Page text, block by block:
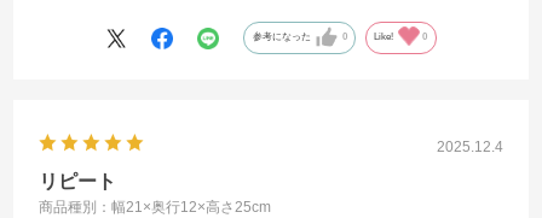
参考になった 0 Like! 0
2025.12.4
リピート
商品種別：幅21×奥行12×高さ25cm